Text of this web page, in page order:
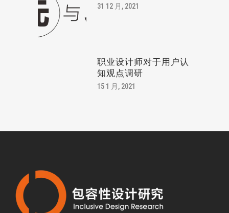
31 12 月, 2021
职业设计师对于用户认
知观点调研
15 1 月, 2021